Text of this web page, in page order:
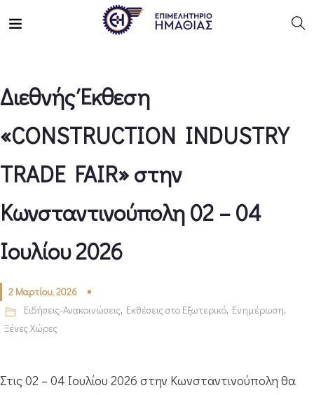
Διεθνής Έκθεση
«CONSTRUCTION INDUSTRY
TRADE FAIR» στην
Κωνσταντινούπολη 02 – 04
Ιουλίου 2026
2 Μαρτίου, 2026
Ειδήσεις-Ανακοινώσεις, Εκθέσεις στο Εξωτερικό, Ενημέρωση,
Ξένες Χώρες
Στις 02 – 04 Ιουλίου 2026 στην Κωνσταντινούπολη θα